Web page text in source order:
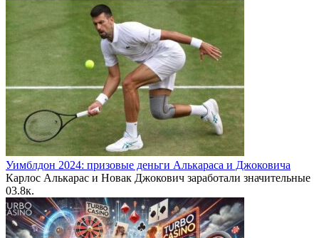
Уимблдон 2024: призовые деньги Алькараса и Джоковича
Карлос Алькарас и Новак Джокович заработали значительные
03.8к.